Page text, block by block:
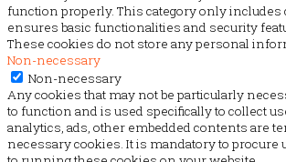
function properly. This category only includes
ensures basic functionalities and security
These cookies do not store any personal
Non-necessary
Non-necessary
Any cookies that may not be particularly
to function and is used specifically to collect
analytics, ads, other embedded contents are
necessary cookies. It is mandatory to